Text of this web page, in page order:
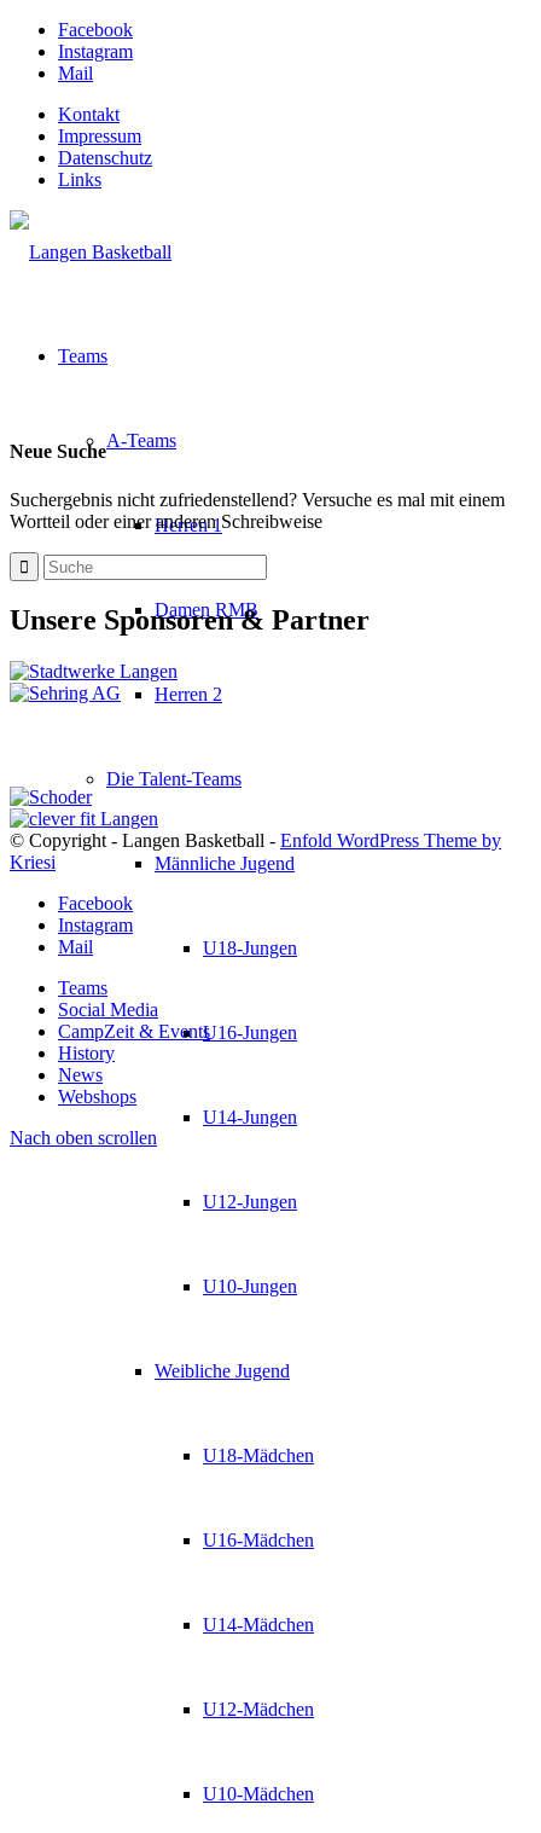
Facebook
Instagram
Mail
Kontakt
Impressum
Datenschutz
Links
Teams
A-Teams
Herren 1
Damen RMB
Herren 2
Die Talent-Teams
Männliche Jugend
U18-Jungen
U16-Jungen
U14-Jungen
U12-Jungen
U10-Jungen
Weibliche Jugend
U18-Mädchen
U16-Mädchen
U14-Mädchen
U12-Mädchen
U10-Mädchen
Neue Suche
Suchergebnis nicht zufriedenstellend? Versuche es mal mit einem
Wortteil oder einer anderen Schreibweise
Unsere Sponsoren & Partner
© Copyright - Langen Basketball - Enfold WordPress Theme by
Kriesi
Facebook
Instagram
Mail
Teams
Social Media
CampZeit & Events
History
News
Webshops
Nach oben scrollen